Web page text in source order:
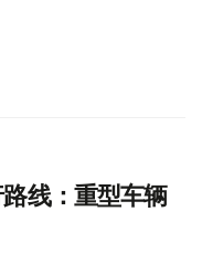
线：重型车辆